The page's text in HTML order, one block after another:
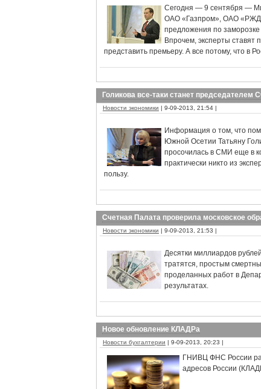
Сегодня — 9 сентября —
ОАО «Газпром», ОАО
предложения по
Впрочем, эксперты
представить премьеру. А все потому, что в
Голикова все-таки станет председателем
Новости экономики | 9-09-2013, 21:54 |
Информация о том, что
Южной Осетии Татьяну
просочилась в СМИ еще в
практически никто из
пользу.
Счетная Палата проверила московское
Новости экономики | 9-09-2013, 21:53 |
Десятки миллиардов
тратятся, простым
проделанных работ в
результатах.
Новое обновление КЛАДРа
Новости бухгалтерии | 9-09-2013, 20:23 |
ГНИВЦ ФНС России
адресов России